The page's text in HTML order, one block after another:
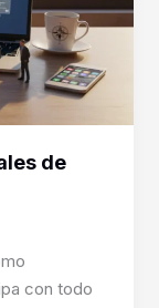
de
con todo